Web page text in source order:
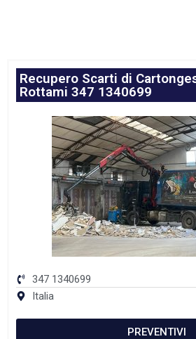
Recupero Scarti di
Rottami 347 1340699
347 1340699
Italia
PREVENTIVI